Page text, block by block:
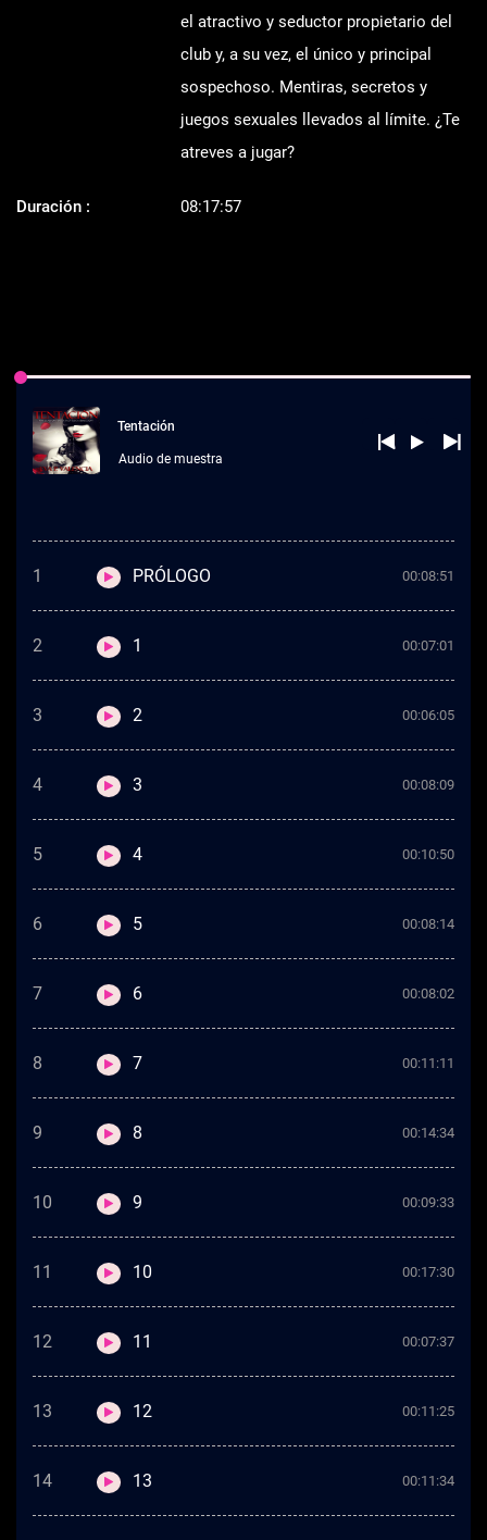
el atractivo y seductor propietario del
club y, a su vez, el único y principal
sospechoso. Mentiras, secretos y
juegos sexuales llevados al límite. ¿Te
atreves a jugar?
Duración : 08:17:57
Tentación
Audio de muestra
1 PRÓLOGO 00:08:51
2 1 00:07:01
3 2 00:06:05
4 3 00:08:09
5 4 00:10:50
6 5 00:08:14
7 6 00:08:02
8 7 00:11:11
9 8 00:14:34
10 9 00:09:33
11 10 00:17:30
12 11 00:07:37
13 12 00:11:25
14 13 00:11:34